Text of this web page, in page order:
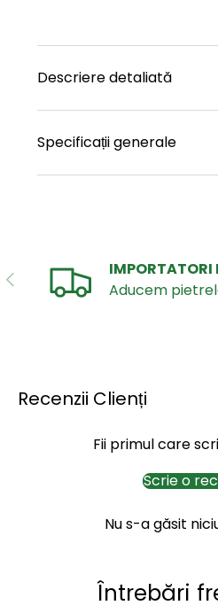
Descriere detaliată
Specificații generale
ANTERIOR
IMPORTATORI
Aducem
Recenzii Clienți
Fii primul care
Scrie o
Nu s-a găsit
Întrebări